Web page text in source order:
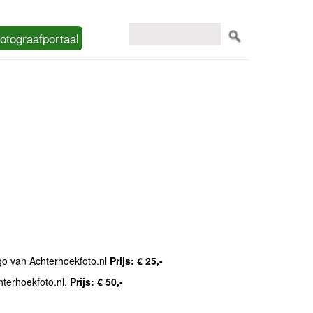
van Achterhoekfoto.nl Prijs: € 25,-
Prijs: € 50,-